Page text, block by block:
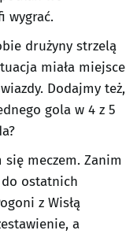
wygrać.
drużyny strzelą
miała miejsce
Dodajmy też,
gola w 4 z 5
meczem. Zanim
ostatnich
z Wisłą
a